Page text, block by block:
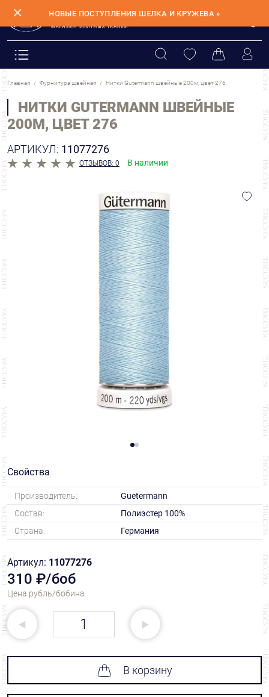
✕ НОВЫЕ ПОСТУПЛЕНИЯ ШЕЛКА И КРУЖЕВА »
Главная Фурнитура швейная Нитки Gutermann швейные 200м, цвет 276
НИТКИ GUTERMANN ШВЕЙНЫЕ
200М, ЦВЕТ 276
АРТИКУЛ: 11077276
ОТЗЫВОВ: 0 В наличии
Свойства
Производитель:
Guetermann
Состав:
Полиэстер 100%
Страна:
Германия
Артикул: 11077276
310 ₽/боб
Цена рубль/бобина
В корзину